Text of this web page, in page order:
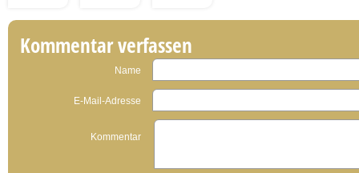
Kommentar verfassen
Name
E-Mail-Adresse
Kommentar